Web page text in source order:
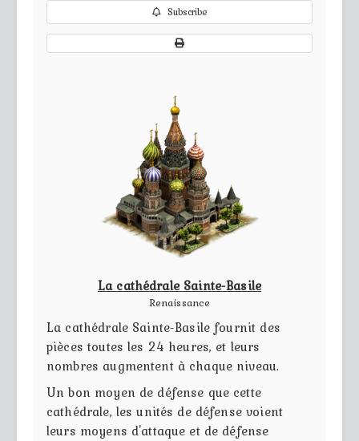
Subscribe
La cathédrale Sainte-Basile
Renaissance
La cathédrale Sainte-Basile fournit des
pièces toutes les 24 heures, et leurs
nombres augmentent à chaque niveau.
Un bon moyen de défense que cette
cathédrale, les unités de défense voient
leurs moyens d'attaque et de défense